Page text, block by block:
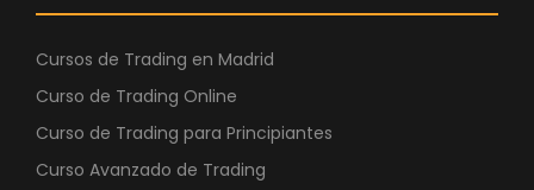
Cursos de Trading en Madrid
Curso de Trading Online
Curso de Trading para Principiantes
Curso Avanzado de Trading